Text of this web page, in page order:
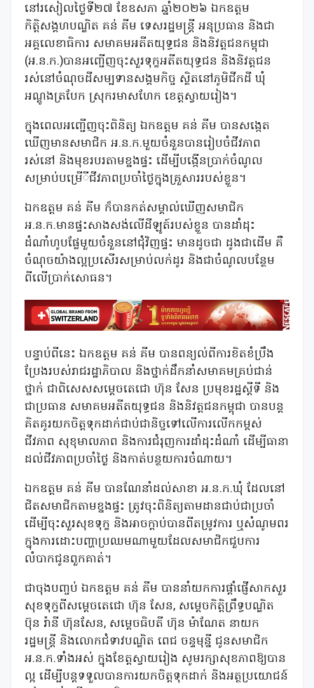
នៅរសៀលថ្ងៃទី២៧ ខែឧសភា ឆ្នាំ២០២៦ ឯកឧត្តម
កិត្តិសង្គហបណ្ឌិត គន់ គីម ទេសរដ្ឋមន្រ្តី អនុប្រធាន និងជា
អគ្គលេខាធិការ សមាគមអតីតយុទ្ធជន និងនិវត្តជនកម្ពុជា
(អ.ន.ក.)បានអញ្ជើញចុះសួរទុក្ខអតីតយុទ្ធជន និងនិវត្តជន
រស់នៅចំណុចដីសម្បទានសង្គមកិច្ច ស្ថិតនៅភូមិជីកដី ឃុំ
អណ្ដូងត្របែក ស្រុករមាសហែក ខេត្តស្វាយរៀង។
ក្នុងពេលអញ្ជើញចុះពិនិត្យ ឯកឧត្តម គន់ គីម បានសង្កេត
ឃើញមានសមាជិក អ.ន.ក.មួយចំនួនបានរៀបចំជីវភាព
រស់នៅ និងមុខរបរតាមខ្នងផ្ទះ ដើម្បីបង្កើនប្រាក់ចំណូល
សម្រាប់បម្រើីជីវភាពប្រចាំថ្ងៃក្នុងគ្រួសាររបស់ខ្លួន។
ឯកឧត្តម គន់ គីម ក៏បានកត់សម្គាល់ឃើញសមាជិក
អ.ន.ក.មានផ្ទះសាងសង់លើដីឡូត៍របស់ខ្លួន បានដាំដុះ
ដំណាំហូបផ្លែមួយចំនួននៅជុំវិញផ្ទះ មានដូចជា ដូងជាដើម គឺ
ចំណុចយ៉ាងល្អប្រសើរសម្រាប់លក់ដូរ និងជាចំណូលបន្ថែម
ពីលើប្រាក់សោធន។
បន្ទាប់ពីនេះ ឯកឧត្តម គន់ គីម បានពន្យល់ពីការខិតខំប្រឹង
ប្រែងរបស់រាជរដ្ឋាភិបាល និងថ្នាក់ដឹកនាំសមាគមគ្រប់ជាន់
ថ្នាក់ ជាពិសេសសម្តេចតេជោ ហ៊ុន សែន ប្រមុខរដ្ឋស្តីទី និង
ជាប្រធាន សមាគមអតីតយុទ្ធជន និងនិវត្តជនកម្ពុជា បានបន្ត
គិតគូរយកចិត្តទុកដាក់ជាប់ជានិច្ចទៅលើការលើកកម្ពស់
ជីវភាព សុខុមាលភាព និងការជំរុញការដាំដុះដំណាំ ដើម្បីធានា
ដល់ជីវភាពប្រចាំថ្ងៃ និងកាត់បន្ថយការចំណាយ។
ឯកឧត្តម គន់ គីម បានណែនាំដល់សាខា អ.ន.ក.ឃុំ ដែលនៅ
ជិតសមាជិកតាមខ្នងផ្ទះ ត្រូវចុះពិនិត្យតាមដានជាប់ជាប្រចាំ
ដើម្បីចុះសួរសុខទុក្ខ និងអាចក្តាប់បានពីតម្រូវការ ឬសំណូមពរ
ក្នុងការដោះបញ្ហាប្រឈមណាមួយដែលសមាជិកជួបការ
លំបាកជូនពួកគាត់។
ជាចុងបញ្ចប់ ឯកឧត្តម គន់ គីម បាននាំយកការផ្តាំផ្ញើសាកសួរ
សុខទុក្ខពីសម្តេចតេជោ ហ៊ុន សែន, សម្តេចកិត្តិព្រឹទ្ធបណ្ឌិត
ប៊ុន រ៉ានី ហ៊ុនសែន, សម្តេចធិបតី ហ៊ុន ម៉ាណែត នាយក
រដ្ឋមន្រ្តី និងលោកជំទាវបណ្ឌិត ពេជ ចន្ទមុន្នី ជូនសមាជិក
អ.ន.ក.ទាំងអស់ ក្នុងខែត្តស្វាយរៀង សូមរក្សាសុខភាពឱ្យបាន
ល្អ ដើម្បីបន្តទទួលបានការយកចិត្តទុកដាក់ និងអត្ថប្រយោជន៍